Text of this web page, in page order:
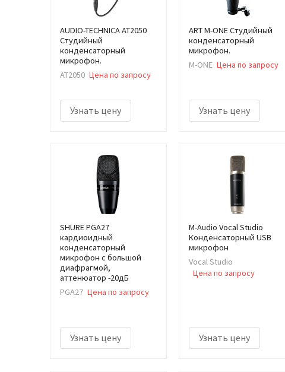
AUDIO-TECHNICA AT2050
Студийный
конденсаторный
микрофон.
AT2050 Цена по запросу
Узнать цену
ART M-ONE Студийный
конденсаторный
микрофон.
M-ONE Цена по запросу
Узнать цену
SHURE PGA27
кардиоидный
конденсаторный
микрофон c большой
диафрагмой,
аттенюатор -20дБ
PGA27 Цена по запросу
Узнать цену
M-Audio Vocal Studio
Конденсаторный USB
микрофон
Vocal Studio
Цена по запросу
Узнать цену